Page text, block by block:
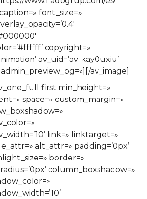
font_size=»
copyright=»
av_uid=’av-kay0uxiu’
av_image]
first min_height=»
space=» custom_margin=»
link=» linktarget=»
alt_attr=» padding=’0px’
border=»
column_boxshadow=»